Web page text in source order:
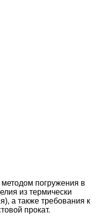
погружения в
из термически
а также требования к
прокат.